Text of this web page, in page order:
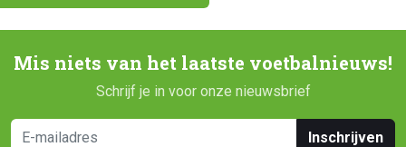
Mis niets van het laatste voetbalnieuws!
Schrijf je in voor onze nieuwsbrief
Inschrijven